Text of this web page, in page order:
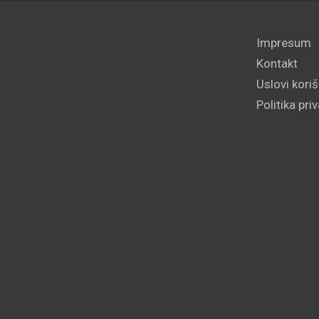
Impresum
Kontakt
Uslovi
Politika